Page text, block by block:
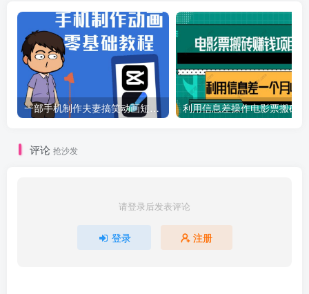
一部手机制作夫妻搞笑动画短视频教程，零基础也能快速上手
评论 抢沙发
请登录后发表评论
登录 注册